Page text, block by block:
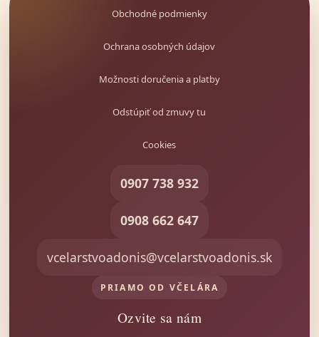
PRIAMO OD VČELÁRA
Ozvite sa nám
0907 738 932
0908 662 647
vcelarstvoadonis@vcelarstvoadonis.sk
Obchodné podmienky
Ochrana osobných údajov
Možnosti doručenia a platby
Odstúpiť od zmuvy tu
Cookies
Včielka
Sprievodkyňa svetom medu